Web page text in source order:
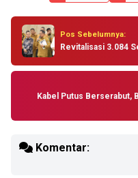
Pos Sebelumnya:
Revitalisasi 3.084
Kabel Putus Berserabut,
Komentar: